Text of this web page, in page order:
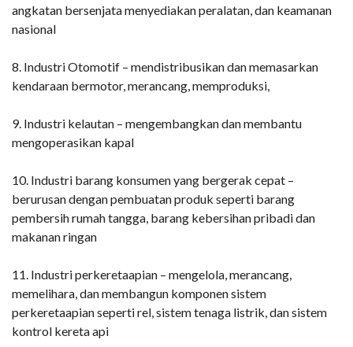
angkatan bersenjata menyediakan peralatan, dan keamanan
nasional
8. Industri Otomotif – mendistribusikan dan memasarkan
kendaraan bermotor, merancang, memproduksi,
9. Industri kelautan – mengembangkan dan membantu
mengoperasikan kapal
10. Industri barang konsumen yang bergerak cepat –
berurusan dengan pembuatan produk seperti barang
pembersih rumah tangga, barang kebersihan pribadi dan
makanan ringan
11. Industri perkeretaapian – mengelola, merancang,
memelihara, dan membangun komponen sistem
perkeretaapian seperti rel, sistem tenaga listrik, dan sistem
kontrol kereta api